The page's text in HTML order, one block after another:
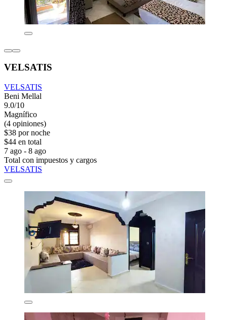
VELSATIS
VELSATIS
Beni Mellal
9.0/10
Magnífico
(4 opiniones)
$38 por noche
$44 en total
7 ago - 8 ago
Total con impuestos y cargos
VELSATIS